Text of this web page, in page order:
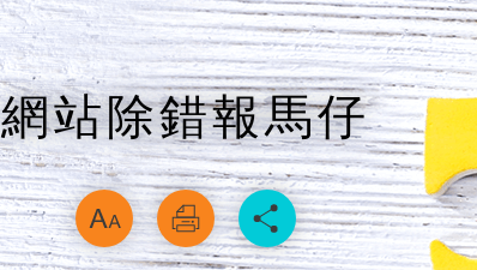
網站除錯報馬仔
略過字型切換，